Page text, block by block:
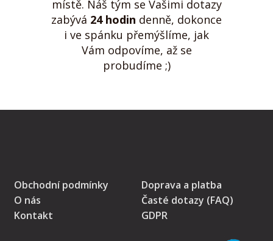
místě. Náš tým se Vašimi dotazy
zabývá 24 hodin denně, dokonce
i ve spánku přemýšlíme, jak
Vám odpovíme, až se
probudíme ;)
Obchodní podmínky
O nás
Kontakt
Doprava a platba
Časté dotazy (FAQ)
GDPR